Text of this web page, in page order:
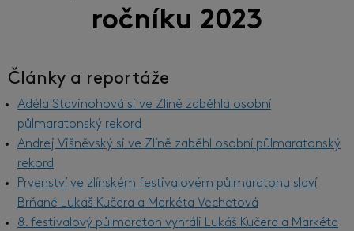
ročníku 2023
Články a reportáže
Adéla Stavinohová si ve Zlíně zaběhla osobní
půlmaratonský rekord
Andrej Višněvský si ve Zlíně zaběhl osobní půlmaratonský
rekord
Prvenství ve zlínském festivalovém půlmaratonu slaví
Brňané Lukáš Kučera a Markéta Vechetová
8. festivalový půlmaraton vyhráli Lukáš Kučera a Markéta